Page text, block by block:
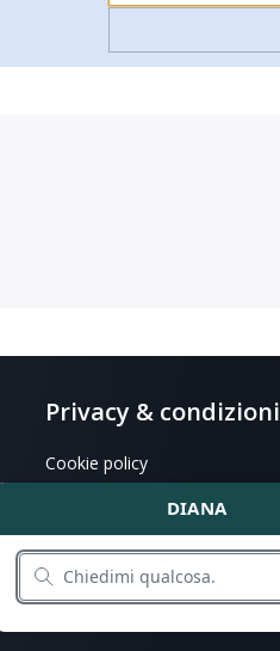
Privacy & condizioni
Cookie policy